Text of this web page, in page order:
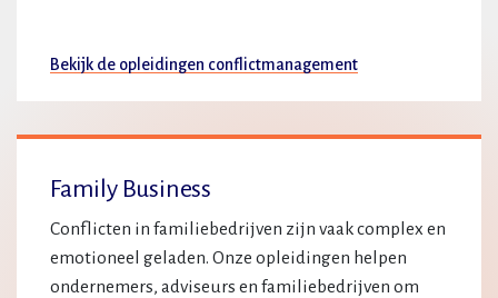
Bekijk de opleidingen conflictmanagement
Family Business
Conflicten in familiebedrijven zijn vaak complex en
emotioneel geladen. Onze opleidingen helpen
ondernemers, adviseurs en familiebedrijven om